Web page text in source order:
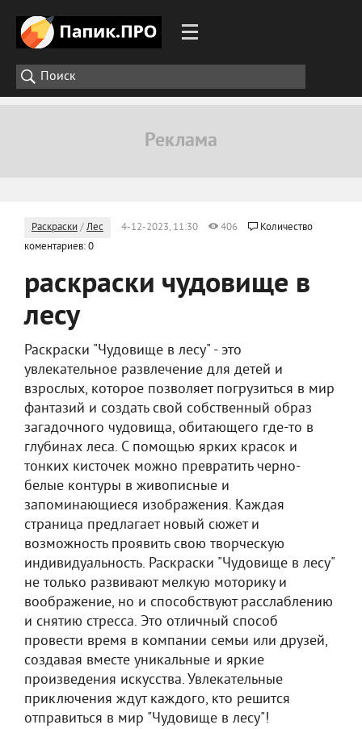
Раскраски /Лес 4-12-2023, 11:30 406
Количество
коментариев: 0
раскраски чудовище в
лесу
Раскраски "Чудовище в лесу" - это
увлекательное развлечение для детей и
взрослых, которое позволяет погрузиться в мир
фантазий и создать свой собственный образ
загадочного чудовища, обитающего где-то в
глубинах леса. С помощью ярких красок и
тонких кисточек можно превратить черно-
белые контуры в живописные и
запоминающиеся изображения. Каждая
страница предлагает новый сюжет и
возможность проявить свою творческую
индивидуальность. Раскраски "Чудовище в лесу"
не только развивают мелкую моторику и
воображение, но и способствуют расслаблению
и снятию стресса. Это отличный способ
провести время в компании семьи или друзей,
создавая вместе уникальные и яркие
произведения искусства. Увлекательные
приключения ждут каждого, кто решится
отправиться в мир "Чудовище в лесу"!